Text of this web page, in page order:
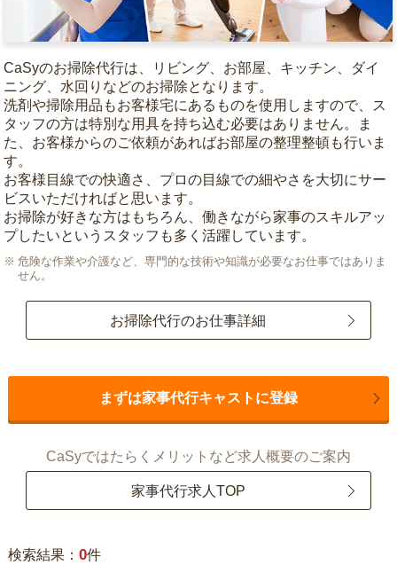
CaSyのお掃除代行は、リビング、お部屋、キッチン、ダイ
ニング、水回りなどのお掃除となります。
洗剤や掃除用品もお客様宅にあるものを使用しますので、ス
タッフの方は特別な用具を持ち込む必要はありません。ま
た、お客様からのご依頼があればお部屋の整理整頓も行いま
す。
お客様目線での快適さ、プロの目線での細やさを大切にサー
ビスいただければと思います。
お掃除が好きな方はもちろん、働きながら家事のスキルアッ
プしたいというスタッフも多く活躍しています。
危険な作業や介護など、専門的な技術や知識が必要なお仕事ではありま
せん。
お掃除代行のお仕事詳細
まずは家事代行キャストに登録
CaSyではたらくメリットなど求人概要のご案内
家事代行求人TOP
検索結果： 0件